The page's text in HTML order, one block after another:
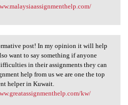
post! In my
post! In my opinion it will help
want to say something if anyone
in their assignments they can
help from us we are one the top
helper in Kuwait.
kw/